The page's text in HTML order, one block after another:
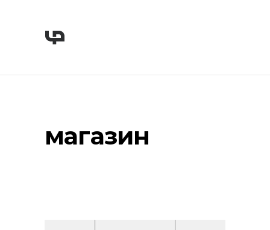
магазин